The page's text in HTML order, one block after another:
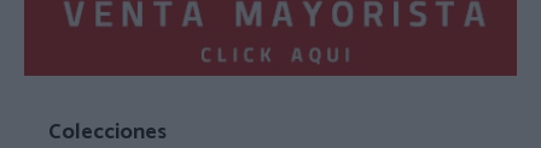
Colecciones